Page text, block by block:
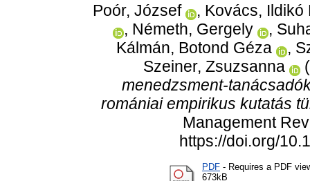
Poór, József , Kovács, Ildikó
, Németh, Gergely ,
Kálmán, Botond Géza
,
Szeiner, Zsuzsanna
menedzsment-
romániai empirikus kutatás
Management
https://doi.org/
PDF - Requires a PDF
673kB